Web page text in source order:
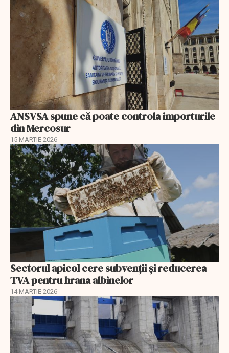
ANSVSA spune că poate controla importurile
din Mercosur
15 MARTIE 2026
Sectorul apicol cere subvenții și reducerea
TVA pentru hrana albinelor
14 MARTIE 2026
EXCLUSIV